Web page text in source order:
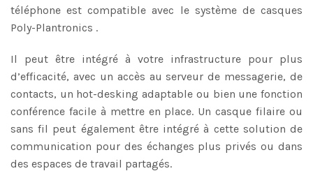
téléphone est compatible avec le système de casques
Poly-Plantronics .
Il peut être intégré à votre infrastructure pour plus
d’efficacité, avec un accès au serveur de messagerie, de
contacts, un hot-desking adaptable ou bien une fonction
conférence facile à mettre en place. Un casque filaire ou
sans fil peut également être intégré à cette solution de
communication pour des échanges plus privés ou dans
des espaces de travail partagés.